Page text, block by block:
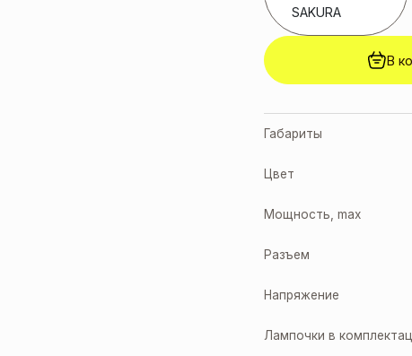
SAKURA
В
Габариты
Цвет
Мощность, max
Разъем
Напряжение
Лампочки в